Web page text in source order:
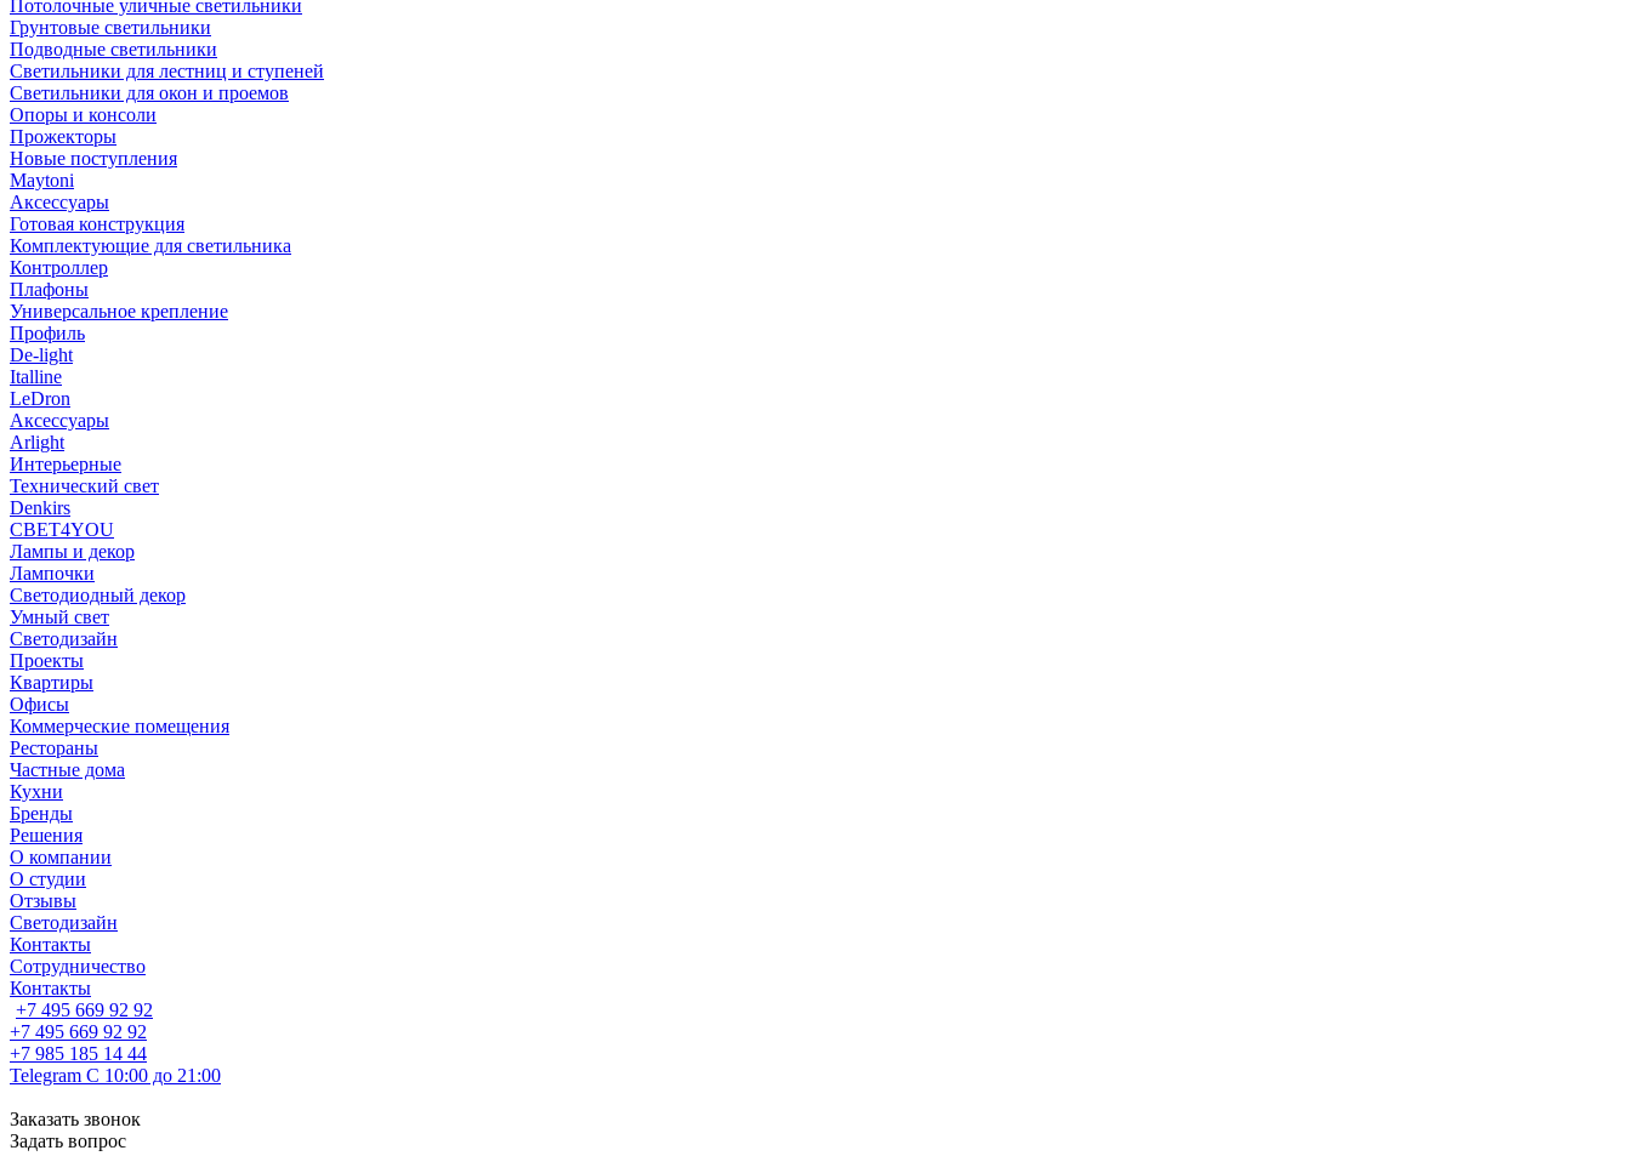
Потолочные уличные светильники
Грунтовые светильники
Подводные светильники
Светильники для лестниц и ступеней
Светильники для окон и проемов
Опоры и консоли
Прожекторы
Новые поступления
Maytoni
Аксессуары
Готовая конструкция
Комплектующие для светильника
Контроллер
Плафоны
Универсальное крепление
Профиль
De-light
Italline
LeDron
Аксессуары
Arlight
Интерьерные
Технический свет
Denkirs
СВЕТ4YOU
Лампы и декор
Лампочки
Светодиодный декор
Умный свет
Светодизайн
Проекты
Квартиры
Офисы
Коммерческие помещения
Рестораны
Частные дома
Кухни
Бренды
Решения
О компании
О студии
Отзывы
Светодизайн
Контакты
Сотрудничество
Контакты
+7 495 669 92 92
+7 495 669 92 92
+7 985 185 14 44
Telegram С 10:00 до 21:00
Заказать звонок
Задать вопрос